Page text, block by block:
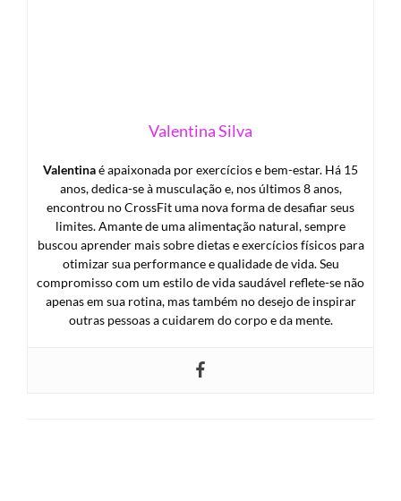
Valentina Silva
Valentinaé apaixonada por exercícios e bem-estar. Há 15
anos, dedica-se à musculação e, nos últimos 8 anos,
encontrou no CrossFit uma nova forma de desafiar seus
limites. Amante de uma alimentação natural, sempre
buscou aprender mais sobre dietas e exercícios físicos para
otimizar sua performance e qualidade de vida. Seu
compromisso com um estilo de vida saudável reflete-se não
apenas em sua rotina, mas também no desejo de inspirar
outras pessoas a cuidarem do corpo e da mente.